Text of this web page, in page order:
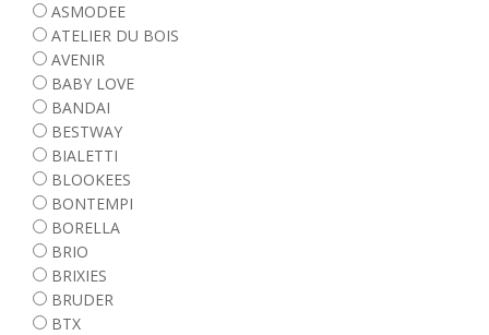
ASMODEE
ATELIER DU BOIS
AVENIR
BABY LOVE
BANDAI
BESTWAY
BIALETTI
BLOOKEES
BONTEMPI
BORELLA
BRIO
BRIXIES
BRUDER
BTX